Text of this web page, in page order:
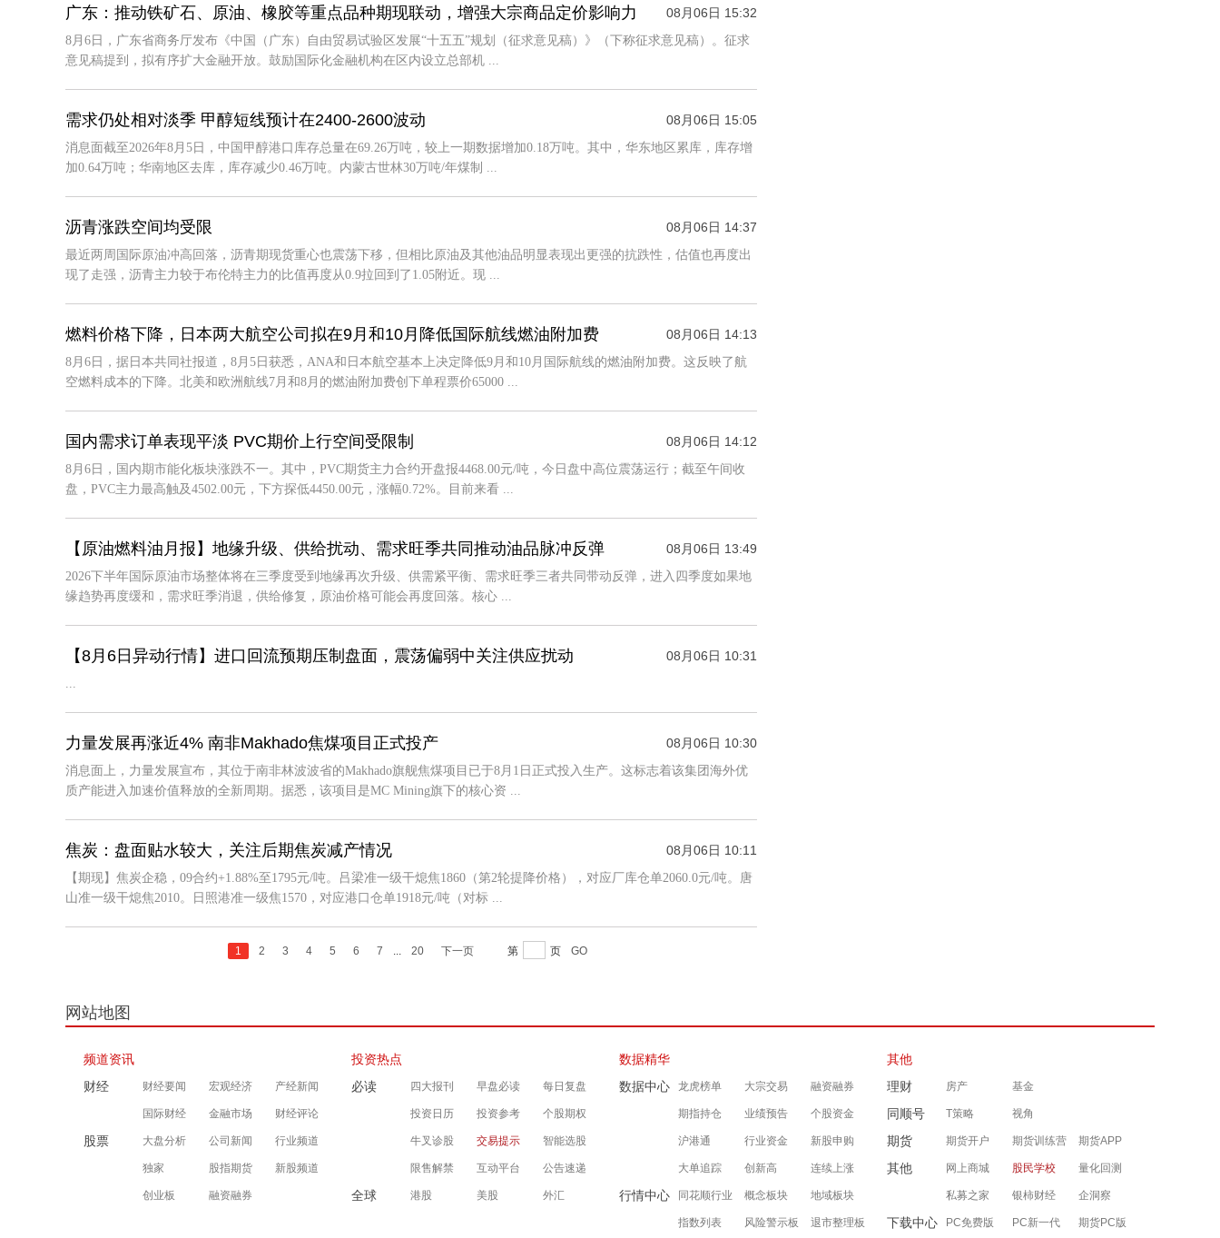
广东：推动铁矿石、原油、橡胶等重点品种期现联动，增强大宗商品定价影响力 08月06日 15:32
8月6日，广东省商务厅发布《中国（广东）自由贸易试验区发展“十五五”规划（征求意见稿）》（下称征求意见稿）。征求
意见稿提到，拟有序扩大金融开放。鼓励国际化金融机构在区内设立总部机 ...
需求仍处相对淡季 甲醇短线预计在2400-2600波动 08月06日 15:05
消息面截至2026年8月5日，中国甲醇港口库存总量在69.26万吨，较上一期数据增加0.18万吨。其中，华东地区累库，库存增
加0.64万吨；华南地区去库，库存减少0.46万吨。内蒙古世林30万吨/年煤制 ...
沥青涨跌空间均受限 08月06日 14:37
最近两周国际原油冲高回落，沥青期现货重心也震荡下移，但相比原油及其他油品明显表现出更强的抗跌性，估值也再度出
现了走强，沥青主力较于布伦特主力的比值再度从0.9拉回到了1.05附近。现 ...
燃料价格下降，日本两大航空公司拟在9月和10月降低国际航线燃油附加费 08月06日 14:13
8月6日，据日本共同社报道，8月5日获悉，ANA和日本航空基本上决定降低9月和10月国际航线的燃油附加费。这反映了航
空燃料成本的下降。北美和欧洲航线7月和8月的燃油附加费创下单程票价65000 ...
国内需求订单表现平淡 PVC期价上行空间受限制 08月06日 14:12
8月6日，国内期市能化板块涨跌不一。其中，PVC期货主力合约开盘报4468.00元/吨，今日盘中高位震荡运行；截至午间收
盘，PVC主力最高触及4502.00元，下方探低4450.00元，涨幅0.72%。目前来看 ...
【原油燃料油月报】地缘升级、供给扰动、需求旺季共同推动油品脉冲反弹 08月06日 13:49
2026下半年国际原油市场整体将在三季度受到地缘再次升级、供需紧平衡、需求旺季三者共同带动反弹，进入四季度如果地
缘趋势再度缓和，需求旺季消退，供给修复，原油价格可能会再度回落。核心 ...
【8月6日异动行情】进口回流预期压制盘面，震荡偏弱中关注供应扰动 08月06日 10:31
...
力量发展再涨近4% 南非Makhado焦煤项目正式投产 08月06日 10:30
消息面上，力量发展宣布，其位于南非林波波省的Makhado旗舰焦煤项目已于8月1日正式投入生产。这标志着该集团海外优
质产能进入加速价值释放的全新周期。据悉，该项目是MC Mining旗下的核心资 ...
焦炭：盘面贴水较大，关注后期焦炭减产情况 08月06日 10:11
【期现】焦炭企稳，09合约+1.88%至1795元/吨。吕梁准一级干熄焦1860（第2轮提降价格），对应厂库仓单2060.0元/吨。唐
山准一级干熄焦2010。日照港准一级焦1570，对应港口仓单1918元/吨（对标 ...
1 2 3 4 5 6 7 20 下一页 第 页 GO
网站地图
频道资讯
财经
财经要闻 宏观经济 产经新闻
国际财经 金融市场 财经评论
股票 大盘分析 公司新闻 行业频道
独家 股指期货 新股频道
创业板 融资融券
投资热点
必读
四大报刊 早盘必读 每日复盘
投资日历 投资参考 个股期权
牛叉诊股 交易提示 智能选股
限售解禁 互动平台 公告速递
全球 港股 美股 外汇
数据精华
数据中心
龙虎榜单 大宗交易 融资融券
期指持仓 业绩预告 个股资金
沪港通 行业资金 新股申购
大单追踪 创新高 连续上涨
行情中心 同花顺行业 概念板块 地域板块
指数列表 风险警示板 退市整理板
其他
理财
房产 基金
同顺号 T策略 视角
期货 期货开户 期货训练营 期货APP
其他 网上商城 股民学校 量化回测
私募之家 银柿财经 企洞察
下载中心 PC免费版 PC新一代 期货PC版